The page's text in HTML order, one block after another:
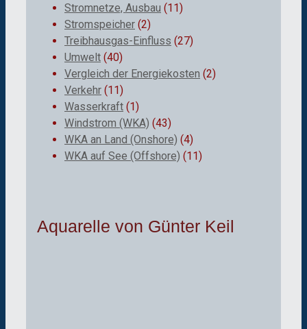
Stromnetze, Ausbau (11)
Stromspeicher (2)
Treibhausgas-Einfluss (27)
Umwelt (40)
Vergleich der Energiekosten (2)
Verkehr (11)
Wasserkraft (1)
Windstrom (WKA) (43)
WKA an Land (Onshore) (4)
WKA auf See (Offshore) (11)
Aquarelle von Günter Keil